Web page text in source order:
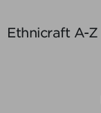
Ethnicraft A-Z